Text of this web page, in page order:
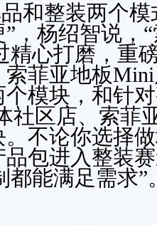
和整装两个模
，杨绍智说，
精心打磨，重
菲亚地板
模块，和针
社区店、索菲
。不论你选择
包进入整装
都能满足需求”